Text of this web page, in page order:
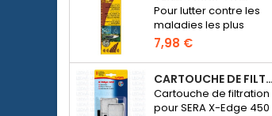
Pour lutter contre les
maladies les plus
courantes des
poissons d’ornement
d’eau douce.
7,98 €
CARTOUCHE DE FILTRATION BLANCHE POUR SERA X-EDGE 450 - 2 PIÈCES
Cartouche de filtration
pour SERA X-Edge 450